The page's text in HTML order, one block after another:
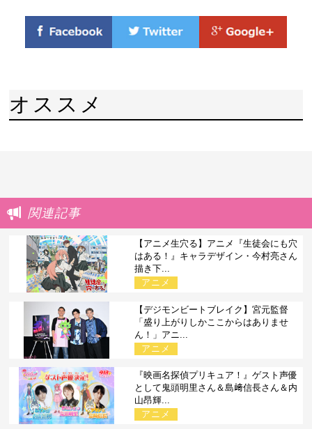
オススメ
関連記事
【アニメ生穴る】アニメ『生徒会にも穴
はある！』キャラデザイン・今村亮さん
描き下...
アニメ
【デジモンビートブレイク】宮元監督
「盛り上がりしかここからはありませ
ん！」アニ...
アニメ
『映画名探偵プリキュア！』ゲスト声優
として鬼頭明里さん＆島﨑信長さん＆内
山昂輝...
アニメ